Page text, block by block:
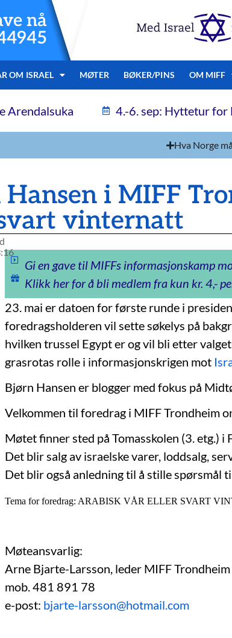
nå
OM ISRAEL MØTER BØKER/PINS OM MIFF
Arendalsuka 4.-6. sep: Hyttetur for
Hva Norge
i MIFF
vinternatt
Gi en gave til MIFFs informasjonskamp
Klikk her for å bli medlem fra kun kr. 4,-
23. mai er datoen for første runde i
foredragsholderen vil sette søkelys på
hvilken trussel Egypt er og vil bli etter
grasrotas rolle i informasjonskrigen mot
Bjørn Hansen er blogger med fokus på
Velkommen til foredrag i MIFF Trondheim
Møtet finner sted på Tomasskolen (3. etg.) i
Det blir salg av israelske varer, loddsalg,
Det blir også anledning til å stille spørsmål
Tema for foredrag: ARABISK VÅR ELLER SVART
Møteansvarlig:
Arne Bjarte-Larsson, leder MIFF Trondheim
mob. 481 891 78
e-post: bjarte-larsson@hotmail.com